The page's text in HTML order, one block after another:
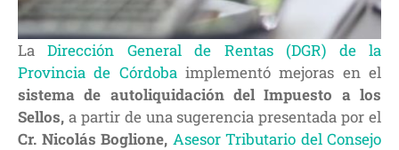
LaDirección General de Rentas (DGR) de la
Provincia de Córdobaimplementó mejoras en el
sistema de autoliquidación del Impuesto a los
Sellos, a partir de una sugerencia presentada por el
Cr. Nicolás Boglione, Asesor Tributario del Consejo